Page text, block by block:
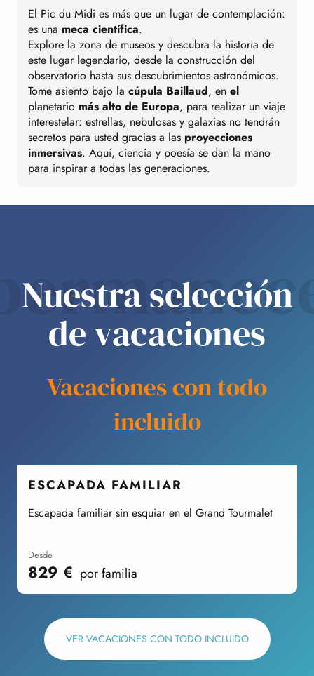
El Pic du Midi es más que un lugar de contemplación:
es una meca científica.
Explore la zona de museos y descubra la historia de
este lugar legendario, desde la construcción del
observatorio hasta sus descubrimientos astronómicos.
Tome asiento bajo la cúpula Baillaud, en el
planetario más alto de Europa, para realizar un viaje
interestelar: estrellas, nebulosas y galaxias no tendrán
secretos para usted gracias a las proyecciones
inmersivas. Aquí, ciencia y poesía se dan la mano
para inspirar a todas las generaciones.
Nuestra selección
de vacaciones
Vacaciones con todo
incluido
ESCAPADA FAMILIAR
Escapada familiar sin esquiar en el Grand Tourmalet
desde
829 € por familia
VER VACACIONES CON TODO INCLUIDO